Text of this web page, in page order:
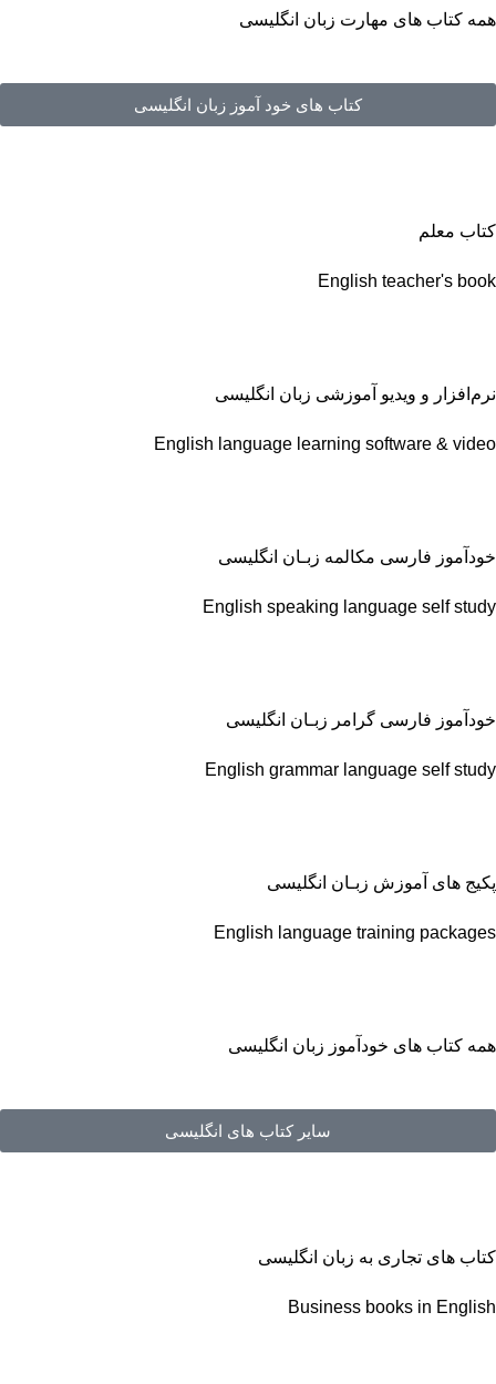
همه کتاب های مهارت زبان انگلیسی
کتاب های خود آموز زبان انگلیسی
کتاب معلم
English teacher's book
نرم‌افزار و ویدیو آموزشی زبان انگلیسی
English language learning software & video
خودآموز فارسی مکالمه زبـان انگلیسی
English speaking language self study
خودآموز فارسی گرامر زبـان انگلیسی
English grammar language self study
پکیج های آموزش زبـان انگلیسی
English language training packages
همه کتاب های خودآموز زبان انگلیسی
سایر کتاب های انگلیسی
کتاب های تجاری به زبان انگلیسی
Business books in English